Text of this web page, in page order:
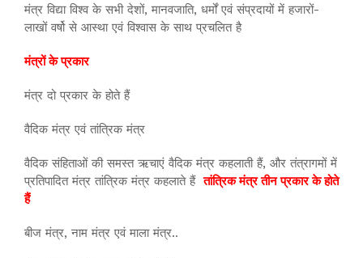
मंत्र विद्या विश्व के सभी देशों, मानवजाति, धर्मों एवं संप्रदायों में हजारों-
लाखों वर्षो से आस्था एवं विश्वास के साथ प्रचलित है
मंत्रों के प्रकार
मंत्र दो प्रकार के होते हैं
वैदिक मंत्र एवं तांत्रिक मंत्र
वैदिक संहिताओं की समस्त ऋचाएं वैदिक मंत्र कहलाती हैं, और तंत्रागमों में
प्रतिपादित मंत्र तांत्रिक मंत्र कहलाते हैंतांत्रिक मंत्र तीन प्रकार के होते
हैं
बीज मंत्र, नाम मंत्र एवं माला मंत्र..